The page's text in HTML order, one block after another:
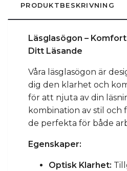
PRODUKTBESKRIVNING
Läsglasögon –
Ditt Läsande
Våra läsglasögon är
dig den klarhet och
för att njuta av din
kombination av stil
de perfekta för både
Egenskaper:
Optisk Klarhet: